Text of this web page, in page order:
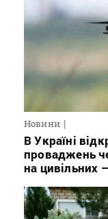
Новини
В Україні
проваджень
на цивільних